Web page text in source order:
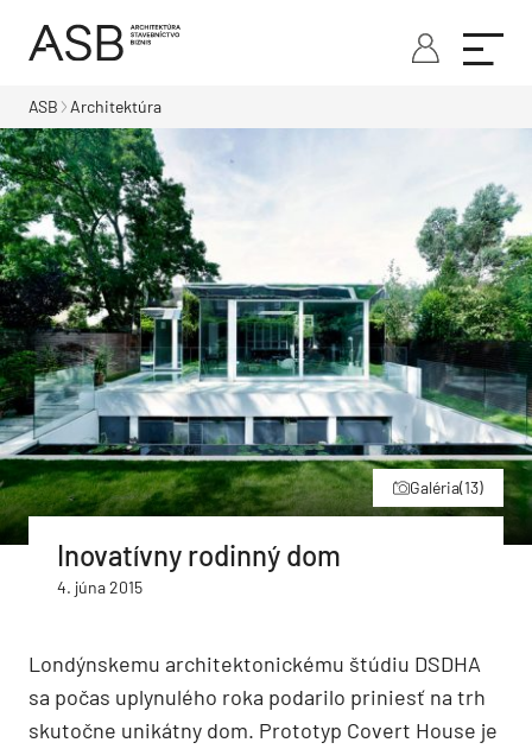
ASB Architektúra
Galéria(13)
Inovatívny rodinný dom
4. júna 2015
Londýnskemu architektonickému štúdiu DSDHA
sa počas uplynulého roka podarilo priniesť na trh
skutočne unikátny dom. Prototyp Covert House je